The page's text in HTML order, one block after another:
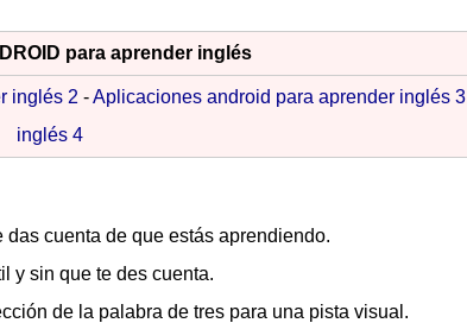
para aprender inglés
inglés 2 -Aplicaciones android para aprender inglés 3
inglés 4
cuenta de que estás aprendiendo.
y sin que te des cuenta.
de la palabra de tres para una pista visual.